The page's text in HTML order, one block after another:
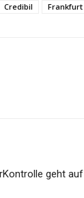
Credibil Frankfurt
geht auf